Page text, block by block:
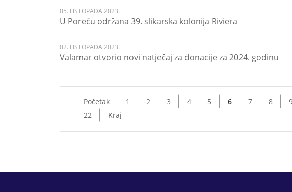
05. LISTOPADA 2023.
U Poreču održana 39. slikarska kolonija Riviera
02. LISTOPADA 2023.
Valamar otvorio novi natječaj za donacije za 2024. godinu
Početak 1 2 3 4 5 6 7 8
22
Kraj